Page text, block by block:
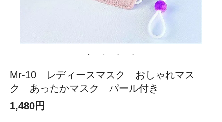
Mr-10 レディースマスク おしゃれマス
ク あったかマスク パール付き
1,480円